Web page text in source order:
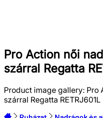
Pro Action női
szárral Regatta
Product image gallery: Pro
szárral Regatta RETRJ601L